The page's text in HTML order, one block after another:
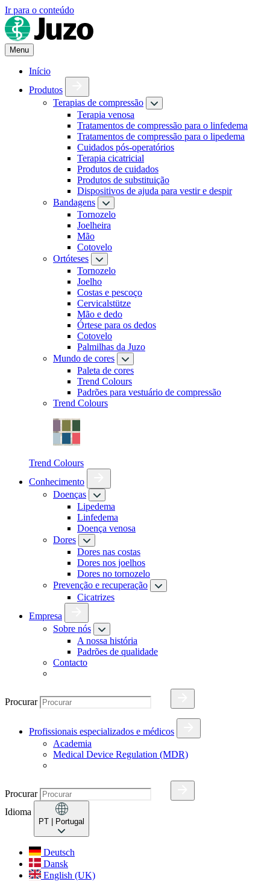
Ir para o conteúdo
Menu
Início
Produtos
Terapias de compressão
Terapia venosa
Tratamentos de compressão para o linfedema
Tratamentos de compressão para o lipedema
Cuidados pós-operatórios
Terapia cicatricial
Produtos de cuidados
Produtos de substituição
Dispositivos de ajuda para vestir e despir
Bandagens
Tornozelo
Joelheira
Mão
Cotovelo
Ortóteses
Tornozelo
Joelho
Costas e pescoço
Cervicalstütze
Mão e dedo
Órtese para os dedos
Cotovelo
Palmilhas da Juzo
Mundo de cores
Paleta de cores
Trend Colours
Padrões para vestuário de compressão
Trend Colours
Trend Colours
Conhecimento
Doenças
Lipedema
Linfedema
Doença venosa
Dores
Dores nas costas
Dores nos joelhos
Dores no tornozelo
Prevenção e recuperação
Cicatrizes
Empresa
Sobre nós
A nossa história
Padrões de qualidade
Contacto
Procurar
Profissionais especializados e médicos
Academia
Medical Device Regulation (MDR)
Procurar
Idioma
PT | Portugal
Deutsch
Dansk
English (UK)